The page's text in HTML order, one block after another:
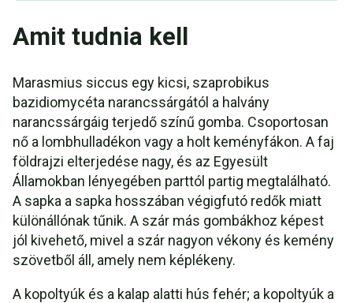
Amit tudnia kell
Marasmius siccus egy kicsi, szaprobikus
bazidiomycéta narancssárgától a halvány
narancssárgáig terjedő színű gomba. Csoportosan
nő a lombhulladékon vagy a holt keményfákon. A faj
földrajzi elterjedése nagy, és az Egyesült
Államokban lényegében parttól partig megtalálható.
A sapka a sapka hosszában végigfutó redők miatt
különállónak tűnik. A szár más gombákhoz képest
jól kivehető, mivel a szár nagyon vékony és kemény
szövetből áll, amely nem képlékeny.
A kopoltyúk és a kalap alatti hús fehér; a kopoltyúk a